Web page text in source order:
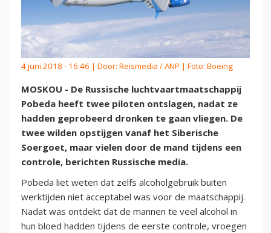
4 juni 2018 - 16:46 | Door: Reismedia / ANP | Foto: Boeing
MOSKOU - De Russische luchtvaartmaatschappij
Pobeda heeft twee piloten ontslagen, nadat ze
hadden geprobeerd dronken te gaan vliegen. De
twee wilden opstijgen vanaf het Siberische
Soergoet, maar vielen door de mand tijdens een
controle, berichten Russische media.
Pobeda liet weten dat zelfs alcoholgebruik buiten
werktijden niet acceptabel was voor de maatschappij.
Nadat was ontdekt dat de mannen te veel alcohol in
hun bloed hadden tijdens de eerste controle, vroegen